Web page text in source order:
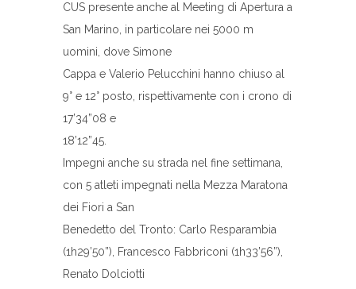
CUS presente anche al Meeting di Apertura a
San Marino, in particolare nei 5000 m
uomini, dove Simone
Cappa e Valerio Pelucchini hanno chiuso al
9° e 12° posto, rispettivamente con i crono di
17’34”08 e
18’12”45.
Impegni anche su strada nel fine settimana,
con 5 atleti impegnati nella Mezza Maratona
dei Fiori a San
Benedetto del Tronto: Carlo Resparambia
(1h29’50”), Francesco Fabbriconi (1h33’56”),
Renato Dolciotti